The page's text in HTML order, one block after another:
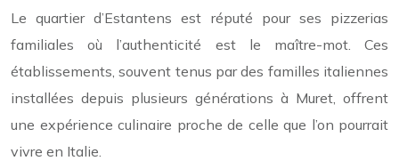
Le quartier d’Estantens est réputé pour ses pizzerias
familiales où l’authenticité est le maître-mot. Ces
établissements, souvent tenus par des familles italiennes
installées depuis plusieurs générations à Muret, offrent
une expérience culinaire proche de celle que l’on pourrait
vivre en Italie.